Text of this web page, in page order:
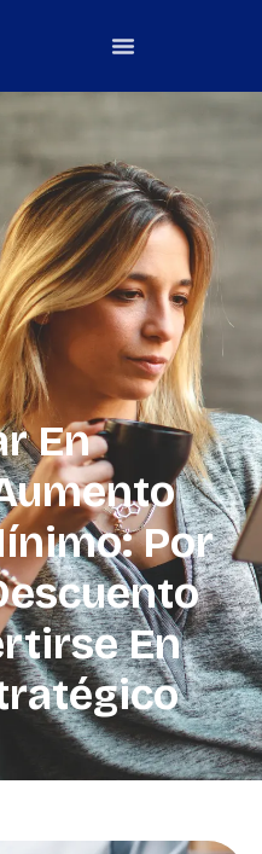
En
Por
En